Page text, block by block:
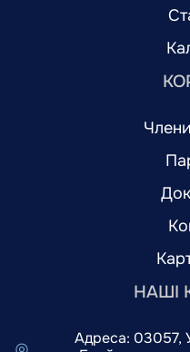
Члени
НАШІ
Адреса: 03057,